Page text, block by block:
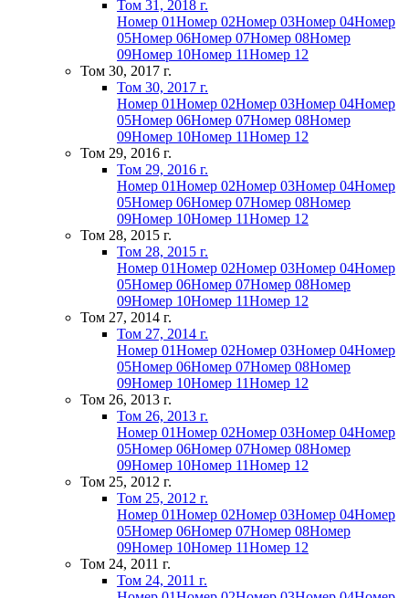
Том 31, 2018 г.
Номер 01Номер 02Номер 03Номер 04Номер
05Номер 06Номер 07Номер 08Номер
09Номер 10Номер 11Номер 12
Том 30, 2017 г.
Том 30, 2017 г.
Номер 01Номер 02Номер 03Номер 04Номер
05Номер 06Номер 07Номер 08Номер
09Номер 10Номер 11Номер 12
Том 29, 2016 г.
Том 29, 2016 г.
Номер 01Номер 02Номер 03Номер 04Номер
05Номер 06Номер 07Номер 08Номер
09Номер 10Номер 11Номер 12
Том 28, 2015 г.
Том 28, 2015 г.
Номер 01Номер 02Номер 03Номер 04Номер
05Номер 06Номер 07Номер 08Номер
09Номер 10Номер 11Номер 12
Том 27, 2014 г.
Том 27, 2014 г.
Номер 01Номер 02Номер 03Номер 04Номер
05Номер 06Номер 07Номер 08Номер
09Номер 10Номер 11Номер 12
Том 26, 2013 г.
Том 26, 2013 г.
Номер 01Номер 02Номер 03Номер 04Номер
05Номер 06Номер 07Номер 08Номер
09Номер 10Номер 11Номер 12
Том 25, 2012 г.
Том 25, 2012 г.
Номер 01Номер 02Номер 03Номер 04Номер
05Номер 06Номер 07Номер 08Номер
09Номер 10Номер 11Номер 12
Том 24, 2011 г.
Том 24, 2011 г.